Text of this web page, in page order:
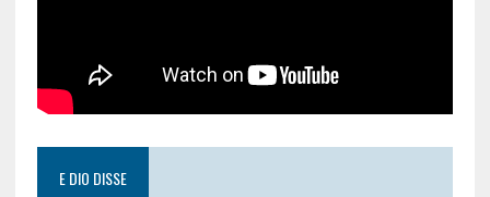
E DIO DISSE